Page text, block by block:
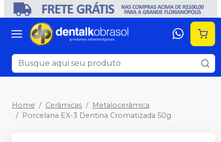
Home Cerâmicas
Metalocerâmica
Porcelana EX-3 Dentina Cromatizada 50g